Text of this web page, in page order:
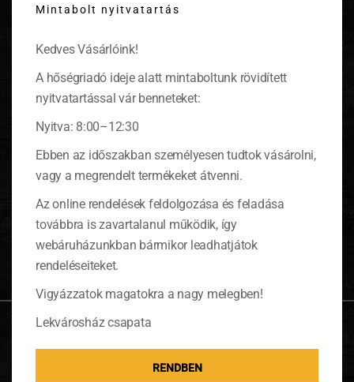
A rambután Délkelet-Ázsia legkedveltebb
az élvezhetetlen héjat késsel felhasítják és
ízletes magköpenyhez.(tovább…)
KOSÁR
0 ITEMS
Nincsenek termékek a kosárban.
OLDALTÉRKÉP
Mintabolt nyitvatartás
Kedves Vásárlóink!
A hőségriadó ideje alatt mintaboltunk rövidített
nyitvatartással vár benneteket:
Nyitva: 8:00–12:30
Ebben az időszakban személyesen tudtok vásárolni,
vagy a megrendelt termékeket átvenni.
Az online rendelések feldolgozása és feladása
továbbra is zavartalanul működik, így
webáruházunkban bármikor leadhatjátok
rendeléseiteket.
Vigyázzatok magatokra a nagy melegben!
Lekvárosház csapata
RENDBEN